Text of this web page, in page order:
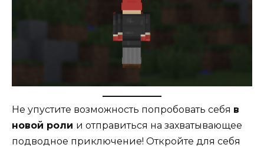
Не упустите возможность попробовать себя в
новой роли и отправиться на захватывающее
подводное приключение! Откройте для себя